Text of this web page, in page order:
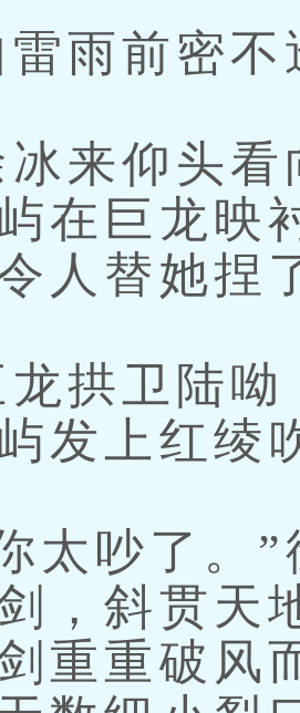
雨前密不
来仰头看
在巨龙映
人替她捏
拱卫陆呦
发上红绫
吵了。”
，斜贯天
重重破风